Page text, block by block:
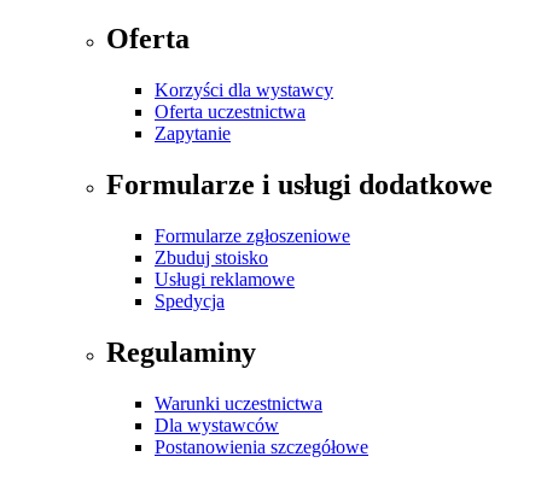
Oferta
Korzyści dla wystawcy
Oferta uczestnictwa
Zapytanie
Formularze i usługi dodatkowe
Formularze zgłoszeniowe
Zbuduj stoisko
Usługi reklamowe
Spedycja
Regulaminy
Warunki uczestnictwa
Dla wystawców
Postanowienia szczegółowe